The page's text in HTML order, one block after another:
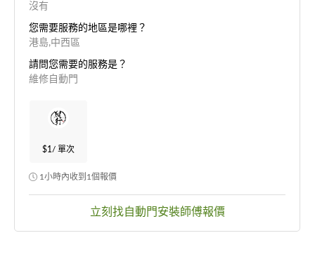
沒有
您需要服務的地區是哪裡？
港島,中西區
請問您需要的服務是？
維修自動門
$1 / 單次
1小時內收到1個報價
立刻找自動門安裝師傅報價